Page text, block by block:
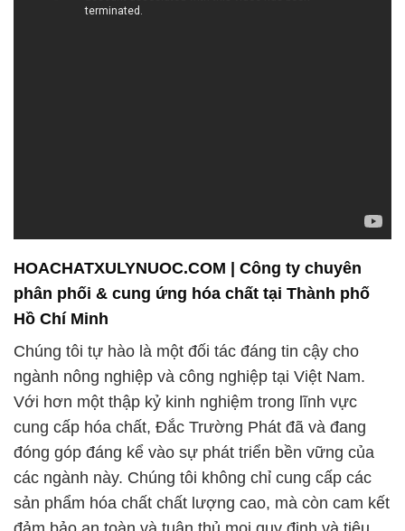
nhu cầu của khách hàng, từ những nông dân nhỏ lẻ
Khách hàng luôn là trái tim của chúng tôi, và chúng
tôi cam kết luôn lắng nghe và phản hồi đối với mọi
chặt chẽ với khách hàng là yếu tố quan trọng giúp
chúng tôi phát triển và hoàn thiện dịch vụ của mình.
Trong tương lai, chúng tôi sẽ tiếp tục đóng góp vào
sự phát triển của ngành công nghiệp Việt Nam
thông qua việc cung cấp các sản phẩm và dịch vụ
hóa chất chất lượng cao, cùng với sự cam kết đáng
tin cậy và phục vụ tận tâm. Chúng tôi rất mong